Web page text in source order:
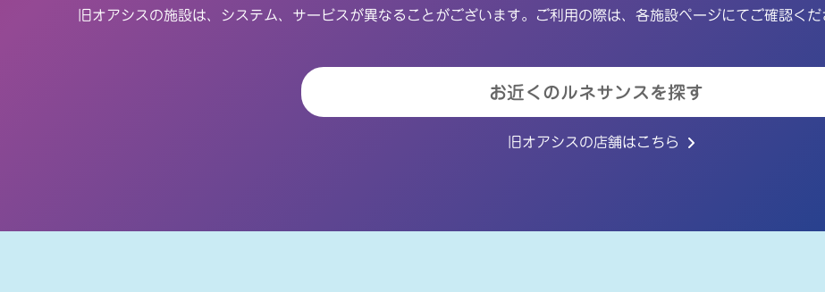
旧オアシスの施設は、システム、サービスが異なることがございます。ご利用の際は、各施設ページにてご確認くだ
お近くのルネサンスを探す
旧オアシスの店舗はこちら